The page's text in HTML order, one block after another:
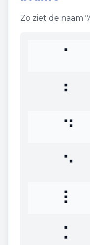
Zo ziet de naam "
⠁
⠃
⠙
⠑
⠇
⠅